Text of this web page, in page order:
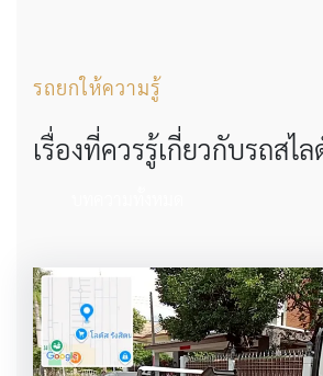
รถยกให้ความรู้
เรื่องที่ควรรู้เกี่ยวกับรถสไ